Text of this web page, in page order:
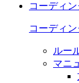
コーディ
コーディ
ルー
マニ